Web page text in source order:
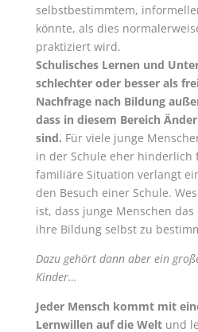
selbstbestimmtem,
könnte, als dies
praktiziert wird.
Schulisches Lernen und
schlechter oder besser als
Nachfrage nach Bildung
dass in diesem Bereich
sind. Für viele junge
in der Schule eher hinderlich
familiäre Situation verlangt
den Besuch einer Schule.
ist, dass junge Menschen
ihre Bildung selbst zu
Dazu gehört dann aber ein
Kinder…
Jeder Mensch kommt mit
Lernwillen auf die Weltund